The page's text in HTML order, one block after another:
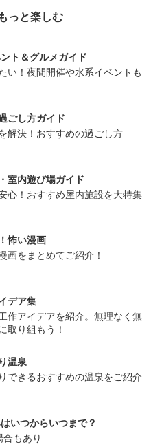
っと楽しむ
ト＆グルメガイド
い！夜間開催や水系イベントも
ごし方ガイド
解決！おすすめの過ごし方
室内遊び場ガイド
心！おすすめ屋内施設を大特集
怖い漫画
画をまとめてご紹介！
デア集
作アイデアを紹介。無理なく無
取り組もう！
温泉
できるおすすめの温泉をご紹介
いつからいつまで？
もあり